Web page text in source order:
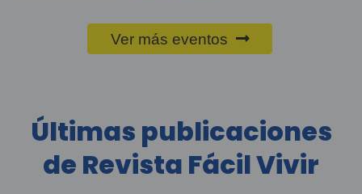
Ver más eventos
Últimas publicaciones
de Revista Fácil Vivir